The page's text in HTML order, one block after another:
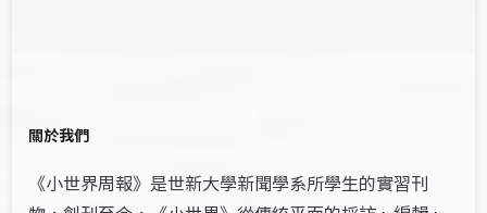
關於我們
《小世界周報》是世新大學新聞學系所學生的實習刊